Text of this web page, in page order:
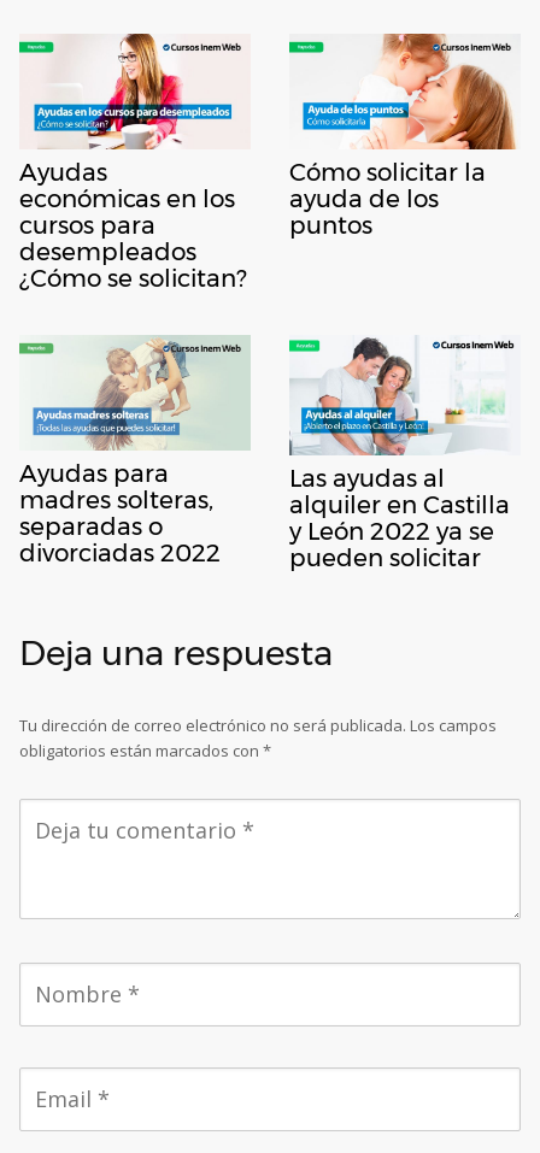
Ayudas
económicas en los
cursos para
desempleados
¿Cómo se solicitan?
Cómo solicitar la
ayuda de los
puntos
Ayudas para
madres solteras,
separadas o
divorciadas 2022
Las ayudas al
alquiler en Castilla
y León 2022 ya se
pueden solicitar
Deja una respuesta
Tu dirección de correo electrónico no será publicada. Los campos
obligatorios están marcados con *